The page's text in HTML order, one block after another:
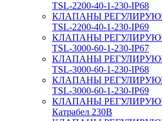
TSL-2200-40-1-230-IP68
КЛАПАНЫ
TSL-2200-40-1-230-IP69
КЛАПАНЫ
TSL-3000-60-1-230-IP67
КЛАПАНЫ
TSL-3000-60-1-230-IP68
КЛАПАНЫ
TSL-3000-60-1-230-IP69
КЛАПАНЫ
Катрабел 230В